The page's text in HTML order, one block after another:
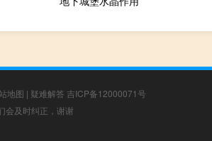
地图 | 疑难解答 吉ICP备12000071号
会及时纠正，谢谢